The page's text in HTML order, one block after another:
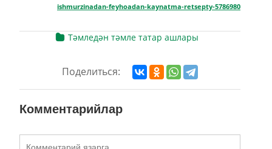
ishmurzinadan-feyhoadan-kaynatma-retsepty-5786980
Тәмледән тәмле татар ашлары
Поделиться:
Комментарийлар